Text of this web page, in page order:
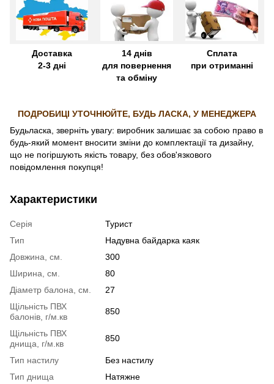
Доставка
2-3 дні
14 днів
для повернення
та обміну
Сплата
при отриманні
ПОДРОБИЦІ УТОЧНЮЙТЕ, БУДЬ ЛАСКА, У МЕНЕДЖЕРА
Будьласка, зверніть увагу: виробник залишає за собою право в
будь-який момент вносити зміни до комплектації та дизайну,
що не погіршують якість товару, без обов'язкового
повідомлення покупця!
Характеристики
Серія
Турист
Тип
Надувна байдарка каяк
Довжина, см.
300
Ширина, см.
80
Діаметр балона, см.
27
Щільність ПВХ
балонів, г/м.кв
850
Щільність ПВХ
днища, г/м.кв
850
Тип настилу
Без настилу
Тип днища
Натяжне